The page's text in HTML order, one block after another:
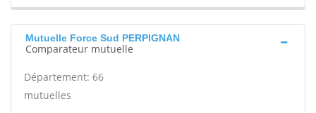
Mutuelle Force Sud PERPIGNAN
Comparateur mutuelle
Département: 66
mutuelles